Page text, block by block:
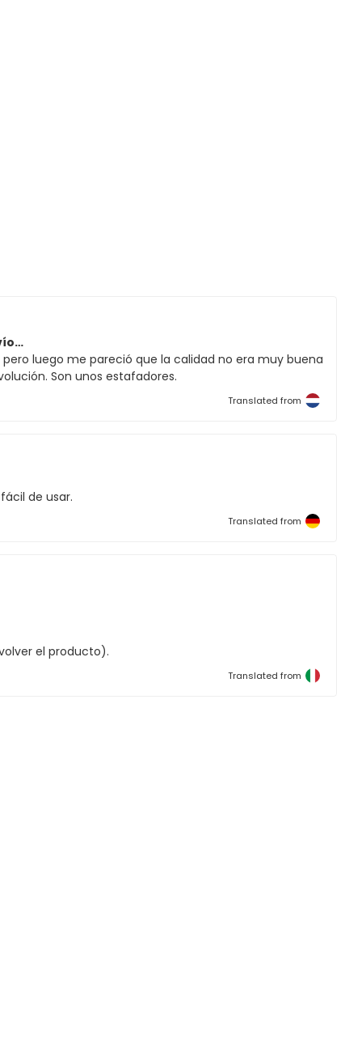
luego me pareció que la calidad no era muy buena
Son unos estafadores.
Translated from
de usar.
Translated from
el producto).
Translated from